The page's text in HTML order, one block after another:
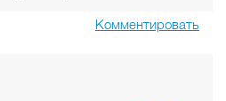
неприятных ситуаций, может
достаточно быстро берут
Развалюх не встречала, все
Комментировать